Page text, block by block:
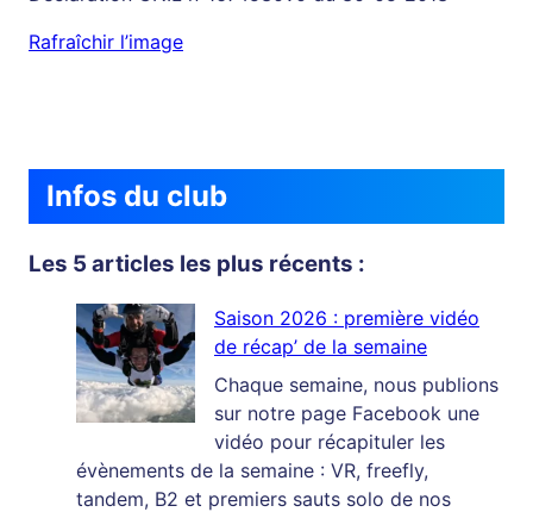
Rafraîchir l’image
Infos du club
Les 5 articles les plus récents :
Saison 2026 : première vidéo
de récap’ de la semaine
Chaque semaine, nous publions
sur notre page Facebook une
vidéo pour récapituler les
évènements de la semaine : VR, freefly,
tandem, B2 et premiers sauts solo de nos